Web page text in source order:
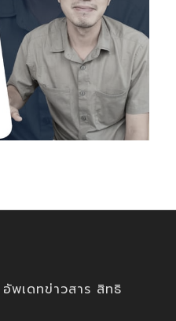
พเดทข่าวสาร สิทธิ